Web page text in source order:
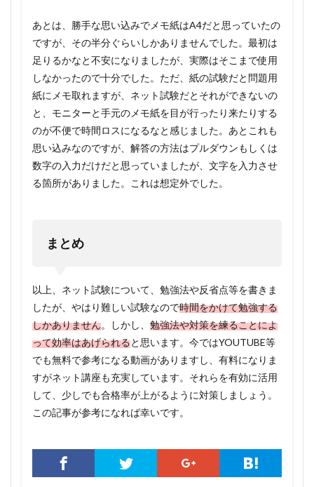
あとは、勝手な思い込みでメモ紙はA4だと思っていたの
ですが、その半分ぐらいしかありませんでした。最初は
足りるかなと不安になりましたが、実際はそこまで使用
しなかったので十分でした。ただ、紙の試験だと問題用
紙にメモ取れますが、ネット試験だとそれができないの
と、モニターと手元のメモ紙を目が行ったり来たりする
のが不便で時間ロスになるなと感じました。あとこれも
思い込みなのですが、解答の方法はプルダウンもしくは
数字の入力だけだと思っていましたが、文字を入力させ
る箇所がありました。これは想定外でした。
まとめ
以上、ネット試験について、勉強法や反省点等を書きま
したが、やはり難しい試験なので時間をかけて勉強する
しかありません。しかし、 勉強法や対策を練ることによ
って効率はあげられると思います。今ではYOUTUBE等
でも無料で参考になる動画がありますし、有料になりま
すがネット講座も充実しています。それらを有効に活用
して、少しでも合格率が上がるように対策しましょう。
この記事が参考になれば幸いです。